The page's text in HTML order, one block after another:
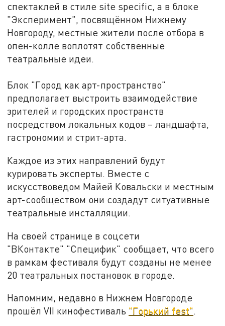
спектаклей в стиле site specific, а в блоке
"Эксперимент", посвящённом Нижнему
Новгороду, местные жители после отбора в
опен-колле воплотят собственные
театральные идеи.
Блок "Город как арт-пространство"
предполагает выстроить взаимодействие
зрителей и городских пространств
посредством локальных кодов – ландшафта,
гастрономии и стрит-арта.
Каждое из этих направлений будут
курировать эксперты. Вместе с
искусствоведом Майей Ковальски и местным
арт-сообществом они создадут ситуативные
театральные инсталляции.
На своей странице в соцсети
"ВКонтакте" "Специфик" сообщает, что всего
в рамкам фестиваля будут созданы не менее
20 театральных постановок в городе.
Напомним, недавно в Нижнем Новгороде
прошёл VII кинофестиваль "Горький fest".